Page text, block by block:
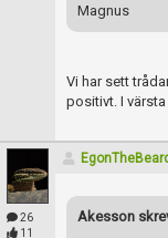
Magnus
Vi har sett
positivt. I
26
11
Akesson